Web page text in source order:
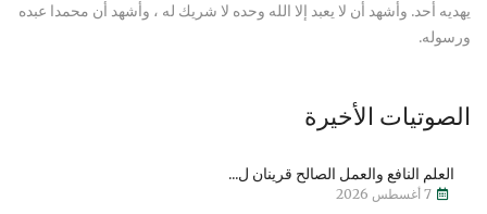
يهديه أحد. وأشهد أن لا يعبد إلا الله وحده لا شريك له ، وأشهد أن محمدا عبده
ورسوله.
الصوتيات الأخيرة
العلم النافع والعمل الصالح قرينان ل...
7 أغسطس 2026